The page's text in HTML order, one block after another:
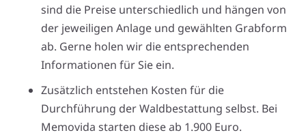
sind die Preise unterschiedlich und hängen von
der jeweiligen Anlage und gewählten Grabform
ab. Gerne holen wir die entsprechenden
Informationen für Sie ein.
Zusätzlich entstehen Kosten für die
Durchführung der Waldbestattung selbst. Bei
Memovida starten diese ab 1.900 Euro.